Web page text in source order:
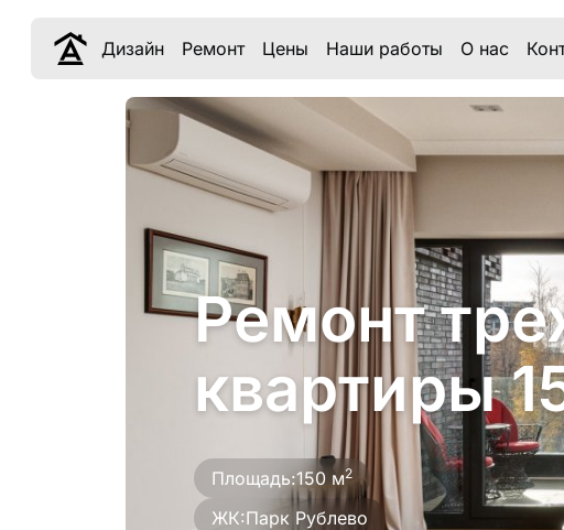
Дизайн Ремонт Цены Наши работы О нас
Ремонт
квартиры
Площадь:150 м2
ЖК:Парк Рублево